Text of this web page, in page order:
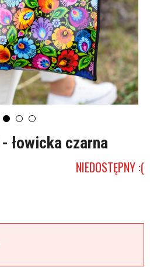
łowicka czarna
NIEDOSTĘPNY :(